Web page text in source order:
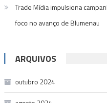
Trade Mídia impulsiona
foco no avanço de Blumenau
ARQUIVOS
outubro 2024